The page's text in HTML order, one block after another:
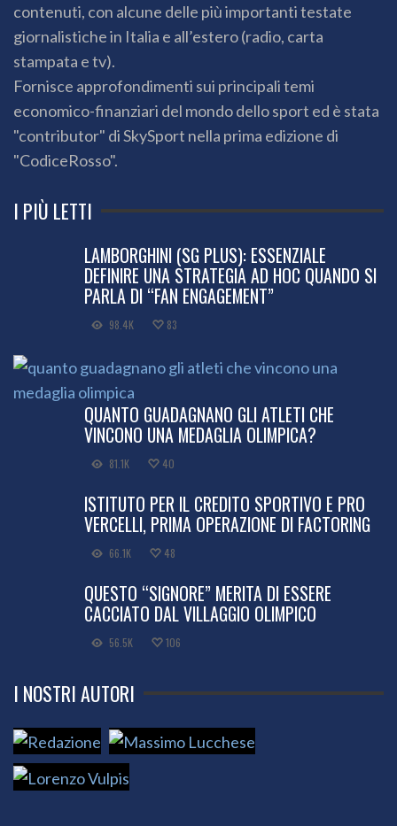
contenuti, con alcune delle più importanti testate
giornalistiche in Italia e all’estero (radio, carta
stampata e tv).
Fornisce approfondimenti sui principali temi
economico-finanziari del mondo dello sport ed è stata
"contributor" di SkySport nella prima edizione di
"CodiceRosso".
I PIÙ LETTI
LAMBORGHINI (SG PLUS): ESSENZIALE
DEFINIRE UNA STRATEGIA AD HOC QUANDO SI
PARLA DI “FAN ENGAGEMENT”
98.4K 83
QUANTO GUADAGNANO GLI ATLETI CHE
VINCONO UNA MEDAGLIA OLIMPICA?
81.1K 40
ISTITUTO PER IL CREDITO SPORTIVO E PRO
VERCELLI, PRIMA OPERAZIONE DI FACTORING
66.1K 48
QUESTO “SIGNORE” MERITA DI ESSERE
CACCIATO DAL VILLAGGIO OLIMPICO
56.5K 106
I NOSTRI AUTORI